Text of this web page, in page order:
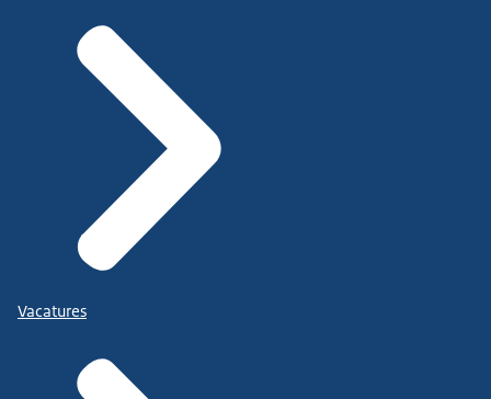
Vacatures